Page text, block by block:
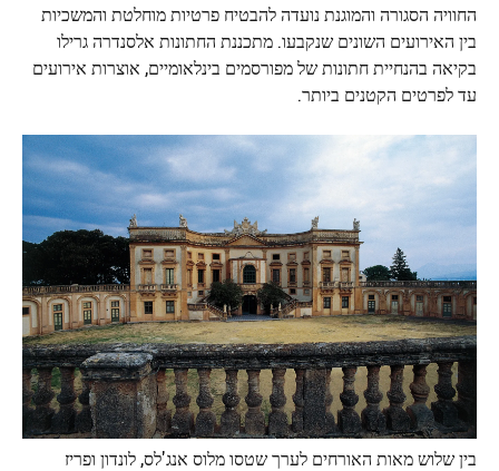
החוויה הסגורה והמוגנת נועדה להבטיח פרטיות מוחלטת והמשכיות
בין האירועים השונים שנקבעו. מתכננת החתונות אלסנדרה גרילו
בקיאה בהנחיית חתונות של מפורסמים בינלאומיים, אוצרות אירועים
עד לפרטים הקטנים ביותר.
בין שלוש מאות האורחים לערך שטסו מלוס אנג'לס, לונדון ופריז